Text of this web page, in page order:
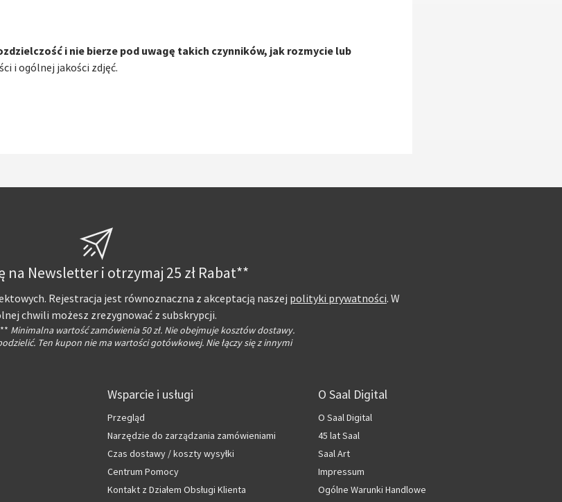
i nie bierze pod uwagę takich czynników, jak rozmycie lub
i ogólnej jakości zdjęć.
na Newsletter i otrzymaj 25 zł Rabat**
Rejestracja jest równoznaczna z akceptacją naszej polityki prywatności. W
chwili możesz zrezygnować z subskrypcji.
** Minimalna wartość zamówienia 50 zł. Nie obejmuje kosztów dostawy.
Ten kupon nie ma wartości gotówkowej. Nie łączy się z innymi
Wsparcie i usługi
Przegląd
Narzędzie do zarządzania zamówieniami
Czas dostawy / koszty wysyłki
Centrum Pomocy
Kontakt z Działem Obsługi Klienta
O Saal Digital
O Saal Digital
45 lat Saal
Saal Art
Impressum
Ogólne Warunki Handlowe